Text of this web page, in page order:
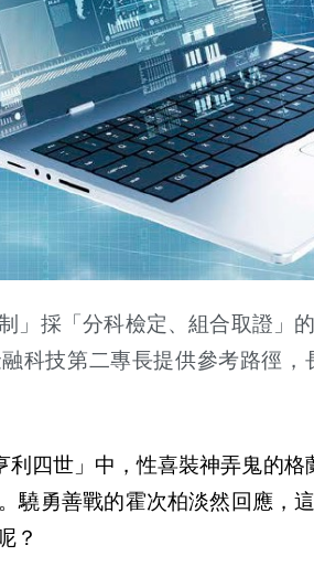
」採「分科檢定、組合取證
科技第二專長提供參考路徑
四世」中，性喜裝神弄鬼的格
驍勇善戰的霍次柏淡然回應，
？